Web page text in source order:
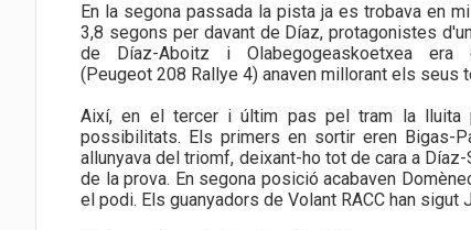
En la segona passada la pista ja es trobava en
3,8 segons per davant de Díaz, protagonistes
de Díaz-Aboitz i Olabegogeaskoetxea
(Peugeot 208 Rallye 4) anaven millorant els seus
Així, en el tercer i últim pas pel tram la lluita
possibilitats. Els primers en sortir eren Bigas-
allunyava del triomf, deixant-ho tot de cara a
de la prova. En segona posició acabaven
el podi. Els guanyadors de Volant RACC han